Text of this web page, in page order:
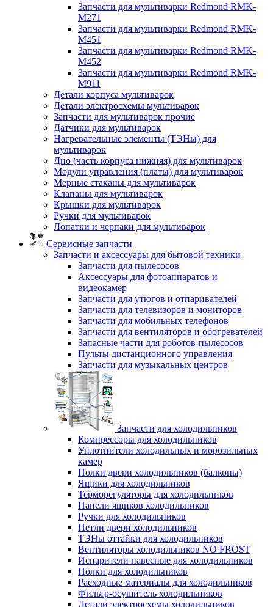
Запчасти для мультиварки Redmond RMK-
M271
Запчасти для мультиварки Redmond RMK-
M451
Запчасти для мультиварки Redmond RMK-
M452
Запчасти для мультиварки Redmond RMK-
M911
Детали корпуса мультиварок
Детали электросхемы мультиварок
Запчасти для мультиварок прочие
Датчики для мультиварок
Нагревательные элементы (ТЭНы) для
мультиварок
Дно (часть корпуса нижняя) для мультиварок
Модули управления (платы) для мультиварок
Мерные стаканы для мультиварок
Клапаны для мультиварок
Крышки для мультиварок
Ручки для мультиварок
Лопатки и черпаки для мультиварок
Сервисные запчасти
Запчасти и аксессуары для бытовой техники
Запчасти для пылесосов
Аксессуары для фотоаппаратов и
видеокамер
Запчасти для утюгов и отпаривателей
Запчасти для телевизоров и мониторов
Запчасти для мобильных телефонов
Запчасти для вентиляторов и обогревателей
Запасные части для роботов-пылесосов
Пульты дистанционного управления
Запчасти для музыкальных центров
Запчасти для холодильников
Компрессоры для холодильников
Уплотнители холодильных и морозильных
камер
Полки двери холодильников (балконы)
Ящики для холодильников
Терморегуляторы для холодильников
Панели ящиков холодильников
Ручки для холодильников
Петли двери холодильников
ТЭНы оттайки для холодильников
Вентиляторы холодильников NO FROST
Испарители навесные для холодильников
Полки для холодильников
Расходные материалы для холодильников
Фильтр-осушитель холодильников
Детали электросхемы холодильников